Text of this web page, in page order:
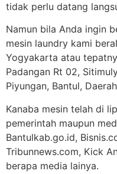
tidak perlu datang
Namun bila Anda ingin
mesin laundry kami
Yogyakarta atau
Padangan Rt 02,
Piyungan, Bantul,
Kanaba mesin telah di
pemerintah maupun
Bantulkab.go.id,
Tribunnews.com, Kick
berapa media lainya.